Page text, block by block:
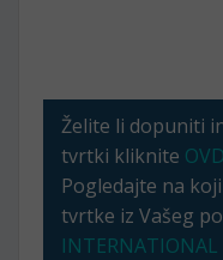
Želite li dopuniti
tvrtki kliknite
Pogledajte na
tvrtke iz Vašeg
INTERNATIONAL